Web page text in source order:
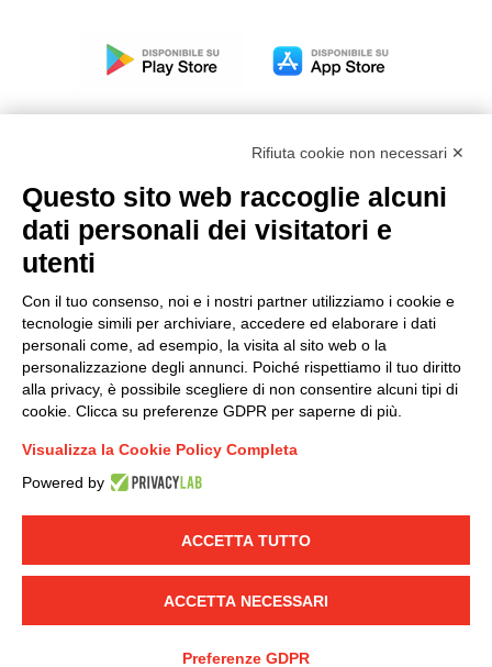
LINKEDIN YOUTUBE
© 2019 - DKC Europe - -
Cookie-Yourbiz
Modello organizzativo, gestione e controllo – D. lgs.
231/2001
Condizioni generali di vendita DKC Power Solutions
Condizioni generali di acquisto
Codice etico
Rifiuta cookie non necessari ✕
Questo sito web raccoglie alcuni
dati personali dei visitatori e
utenti
Con il tuo consenso, noi e i nostri partner utilizziamo i cookie e
tecnologie simili per archiviare, accedere ed elaborare i dati
personali come, ad esempio, la visita al sito web o la
personalizzazione degli annunci. Poiché rispettiamo il tuo diritto
alla privacy, è possibile scegliere di non consentire alcuni tipi di
cookie. Clicca su preferenze GDPR per saperne di più.
Visualizza la Cookie Policy Completa
Powered by
ACCETTA TUTTO
ACCETTA NECESSARI
Preferenze GDPR